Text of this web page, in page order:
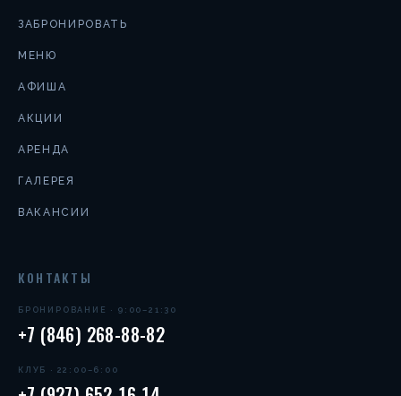
ЗАБРОНИРОВАТЬ
МЕНЮ
АФИША
АКЦИИ
АРЕНДА
ГАЛЕРЕЯ
ВАКАНСИИ
КОНТАКТЫ
БРОНИРОВАНИЕ · 9:00–21:30
+7 (846) 268-88-82
КЛУБ · 22:00–6:00